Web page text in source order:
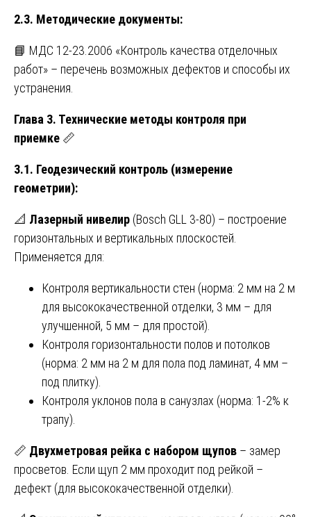
2.3. Методические документы:
📘 МДС 12-23.2006 «Контроль качества отделочных
работ» – перечень возможных дефектов и способы их
устранения.
Глава 3. Технические методы контроля при
приемке 📏
3.1. Геодезический контроль (измерение
геометрии):
📐 Лазерный нивелир (Bosch GLL 3-80) – построение
горизонтальных и вертикальных плоскостей.
Применяется для:
Контроля вертикальности стен (норма: 2 мм на 2 м
для высококачественной отделки, 3 мм – для
улучшенной, 5 мм – для простой).
Контроля горизонтальности полов и потолков
(норма: 2 мм на 2 м для пола под ламинат, 4 мм –
под плитку).
Контроля уклонов пола в санузлах (норма: 1-2% к
трапу).
📏 Двухметровая рейка с набором щупов – замер
просветов. Если щуп 2 мм проходит под рейкой –
дефект (для высококачественной отделки).